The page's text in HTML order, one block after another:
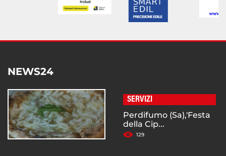
NEWS24
SERVIZI
Perdifumo (Sa),'Festa
della Cip...
129